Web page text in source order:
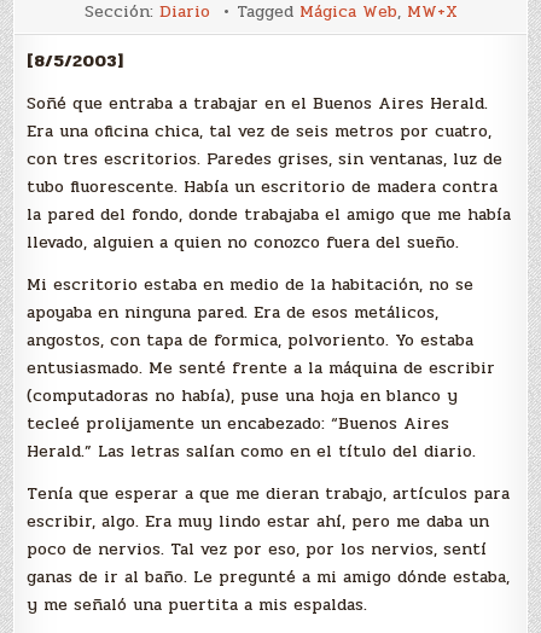
Sección: Diario Tagged Mágica Web, MW+X
[8/5/2003]
Soñé que entraba a trabajar en el Buenos Aires Herald.
Era una oficina chica, tal vez de seis metros por cuatro,
con tres escritorios. Paredes grises, sin ventanas, luz de
tubo fluorescente. Había un escritorio de madera contra
la pared del fondo, donde trabajaba el amigo que me había
llevado, alguien a quien no conozco fuera del sueño.
Mi escritorio estaba en medio de la habitación, no se
apoyaba en ninguna pared. Era de esos metálicos,
angostos, con tapa de formica, polvoriento. Yo estaba
entusiasmado. Me senté frente a la máquina de escribir
(computadoras no había), puse una hoja en blanco y
tecleé prolijamente un encabezado: “Buenos Aires
Herald.” Las letras salían como en el título del diario.
Tenía que esperar a que me dieran trabajo, artículos para
escribir, algo. Era muy lindo estar ahí, pero me daba un
poco de nervios. Tal vez por eso, por los nervios, sentí
ganas de ir al baño. Le pregunté a mi amigo dónde estaba,
y me señaló una puertita a mis espaldas.